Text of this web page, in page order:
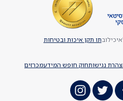
נגישותחוק חופש המידעמכרזים
תו תקן איכות ובטיחות